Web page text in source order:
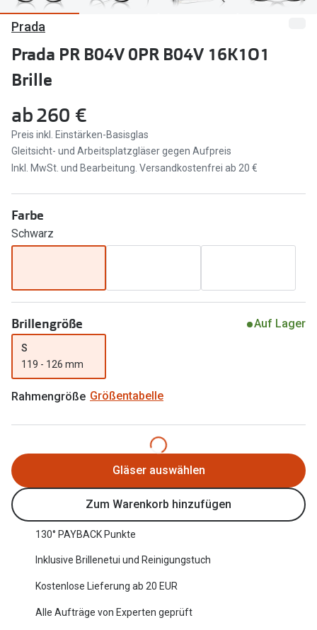
Marken
Ray-Ban
DbyD
Prada
Seen
Miu Miu
alle Marken
Ratgeber
Gleitsicht Ratgeber
Alle Brillen Ratgeber
Angebote
Brillen 2 für 1
20% auf selbsttönende Gläser
Trends
Nuance Audio Brille
Ray-Ban Meta
Oakley Meta
Brillentrends 2026
Oakley
alle
Ray-Ban
Oakley
Zubehör
Prada
Prada PR B04V 0PR B04V 16K1O1
Brille
ab260 €
Preis inkl. Einstärken-Basisglas
Gleitsicht- und Arbeitsplatzgläser gegen Aufpreis
Inkl. MwSt. und Bearbeitung. Versandkostenfrei ab 20 €
Farbe
Schwarz
Brillengröße Auf Lager
S
119 - 126 mm
Rahmengröße Größentabelle
Gläser auswählen
Zum Warenkorb hinzufügen
130° PAYBACK Punkte
Inklusive Brillenetui und Reinigungstuch
Kostenlose Lieferung ab 20 EUR
Alle Aufträge von Experten geprüft